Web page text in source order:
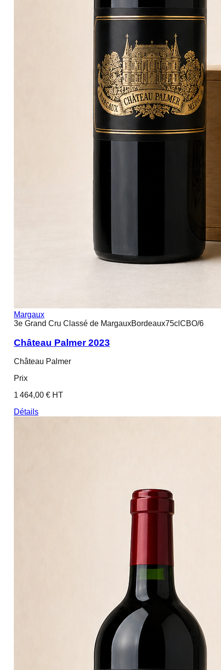
Margaux
3e Grand Cru Classé de MargauxBordeaux75cl CBO/6
Château Palmer 2023
Château Palmer
Prix
1 464,00 € HT
Détails